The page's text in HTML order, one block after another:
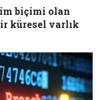
biçimi olan
küresel varlık